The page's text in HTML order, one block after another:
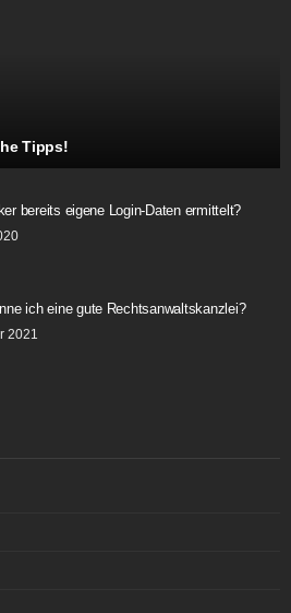
Tipps!
bereits eigene Login-Daten ermittelt?
ich eine gute Rechtsanwaltskanzlei?
2021